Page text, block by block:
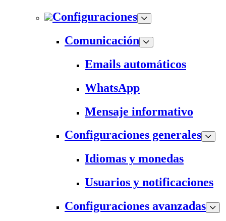
Configuraciones
Comunicación
Emails automáticos
WhatsApp
Mensaje informativo
Configuraciones generales
Idiomas y monedas
Usuarios y notificaciones
Configuraciones avanzadas